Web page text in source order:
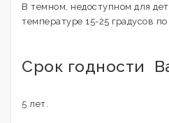
В темном, недоступном для
температуре 15-25 градусов
Срок годности
5 лет.